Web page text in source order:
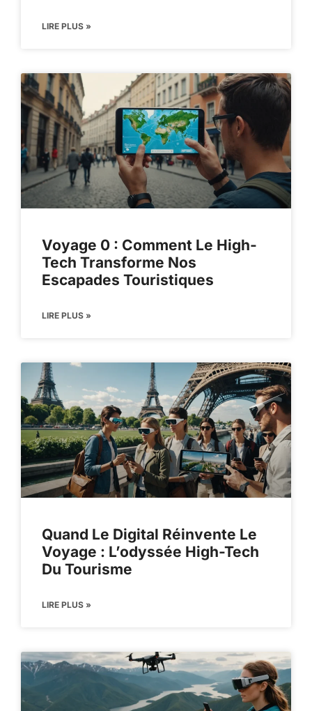
LIRE PLUS »
Voyage 0 : Comment Le High-
Tech Transforme Nos
Escapades Touristiques
LIRE PLUS »
Quand Le Digital Réinvente Le
Voyage : L’odyssée High-Tech
Du Tourisme
LIRE PLUS »